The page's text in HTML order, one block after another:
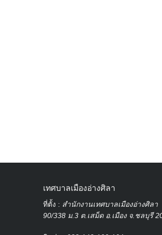
เทศบาลเมืองอ่างศิลา
ที่ตั้ง : สำนักงานเทศบาลเมืองอ่างศิลา
90/338 ม.3 ต.เสม็ด อ.เมือง จ.ชลบุรี